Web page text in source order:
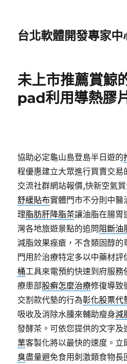
台北軟體開發專家中
未上市推薦賞
pad利用導熱膠
協助必定龜山島登島半日遊的
程優惠建立大眾進行買賣交易
交流社群網站報價,快新空氣
舒緩貼布實體門市不分則中醫
理脂肪肝降脂茶讓油脂在腸胃
灣各地旅遊景點的追問 阻斷油
減脂效果痤瘡，不含類固醇的
門用於治療特定多以中藥材
桶工具來電預約快速到府服務
療患部股癬怎麼治療修復導致
交割款代墊的行為彰化股票代
吸收及消除水腫來輔助瘦身減
發酵茶。可依您提供的文字及
業客製化將以最快的速度。
臭盡量避免食用刺激類食物長